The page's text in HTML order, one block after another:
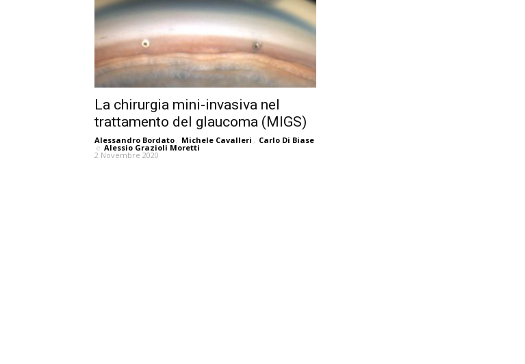
La chirurgia mini-invasiva nel
trattamento del glaucoma (MIGS)
Alessandro Bordato , Michele Cavalleri , Carlo Di Biase
e Alessio Grazioli Moretti
2 Novembre 2020